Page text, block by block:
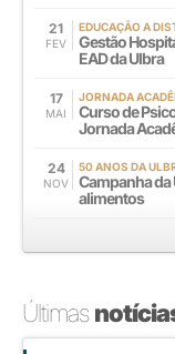
21
FEV
EDUCAÇÃO A
Gestão
EAD da Ulbra
17
MAI
JORNADA
Curso de
Jornada
24
NOV
50 ANOS DA
Campanha da
alimentos
Últimas